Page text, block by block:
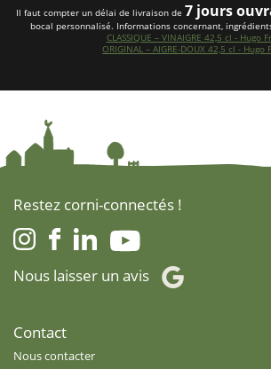
Il faut compter un délai de livraison de 7 jours
bocal personnalisé. Informations concernant,
CLASSIQUE – VINAIGRE 42,5 cl - Hugo
ORIGINAL – AIGRE-DOUX 42,5 cl - Hugo
Restez corni-connectés !
Nous laisser un avis
Contact
Nous contacter